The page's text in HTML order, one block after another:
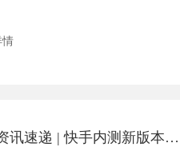
情
商业资讯速递 | 快手内测新版本，发现页出现六大垂类频道